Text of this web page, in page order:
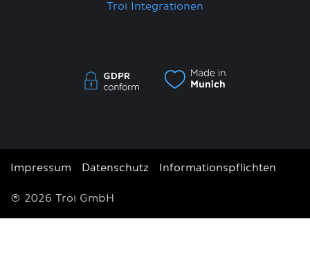
Troi Integrationen
Impressum Datenschutz Informationspflichten
© 2026 Troi GmbH